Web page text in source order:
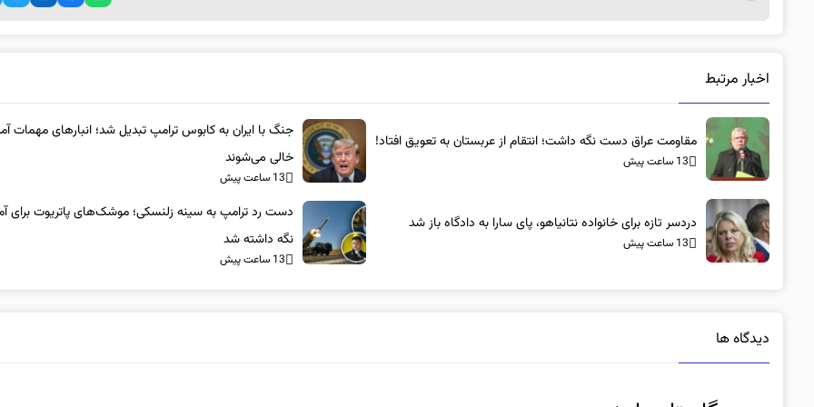
اخبار مرتبط
مقاومت عراق دست نگه داشت؛ انتقام از عربستان به تعویق افتاد!
13 ساعت پیش
جنگ با ایران به کابوس ترامپ تبدیل شد؛ انبارهای مهمات
خالی می‌شوند
13 ساعت پیش
دردسر تازه برای خانواده نتانیاهو، پای سارا به دادگاه باز شد
13 ساعت پیش
دست رد ترامپ به سینه زلنسکی؛ موشک‌های پاتریوت برای
نگه داشته شد
13 ساعت پیش
دیدگاه ها